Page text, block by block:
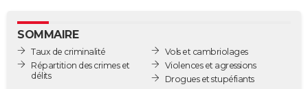
GUIDES D'ACHAT
BONS PLANS
SOMMAIRE
Taux de criminalité
Répartition des crimes et
délits
Vols et cambriolages
Violences et agressions
Drogues et stupéfiants